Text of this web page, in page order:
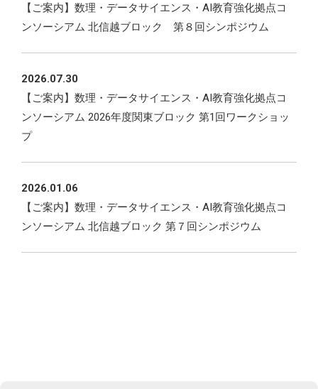
【ご案内】数理・データサイエンス・AI教育強化拠点コ
ンソーシアム 北信越ブロック 第８回シンポジウム
2026.07.30
【ご案内】数理・データサイエンス・AI教育強化拠点コ
ンソーシアム 2026年度関東ブロック 第1回ワークショッ
プ
2026.01.06
【ご案内】数理・データサイエンス・AI教育強化拠点コ
ンソーシアム 北信越ブロック 第７回シンポジウム